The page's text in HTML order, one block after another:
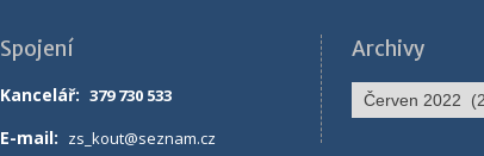
Spojení
Kancelář:379 730 533
E-mail: zs_kout@seznam.cz
Archivy
Archivy